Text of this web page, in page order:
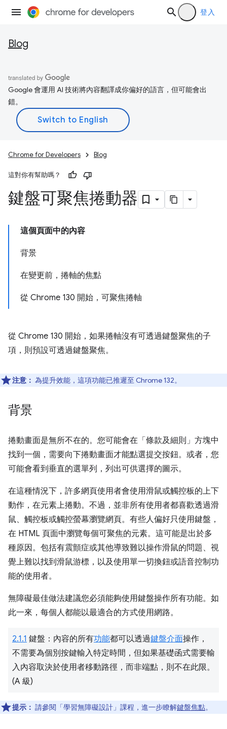
登入
Blog
Google 會運用 AI 技術將內容翻譯成你偏好的語言，但可能會出
錯。
Chrome for Developers Blog
這對你有幫助嗎？
鍵盤可聚焦捲動器
這個頁面中的內容
背景
在變更前，捲軸的焦點
從 Chrome 130 開始，可聚焦捲軸
從 Chrome 130 開始，如果捲軸沒有可透過鍵盤聚焦的子
項，則預設可透過鍵盤聚焦。
注意： 為提升效能，這項功能已推遲至 Chrome 132。
背景
捲動畫面是無所不在的。您可能會在「條款及細則」方塊中
找到一個，需要向下捲動畫面才能點選提交按鈕。或者，您
可能會看到垂直的選單列，列出可供選擇的圖示。
在這種情況下，許多網頁使用者會使用滑鼠或觸控板的上下
動作，在元素上捲動。不過，並非所有使用者都喜歡透過滑
鼠、觸控板或觸控螢幕瀏覽網頁。有些人偏好只使用鍵盤，
在 HTML 頁面中瀏覽每個可聚焦的元素。這可能是出於多
種原因。包括有震顫症或其他導致難以操作滑鼠的問題、視
覺上難以找到滑鼠游標，以及使用單一切換鈕或語音控制功
能的使用者。
無障礙最佳做法建議您必須能夠使用鍵盤操作所有功能。如
此一來，每個人都能以最適合的方式使用網路。
2.1.1 鍵盤：內容的所有功能都可以透過鍵盤介面操作，
不需要為個別按鍵輸入特定時間，但如果基礎函式需要輸
入內容取決於使用者移動路徑，而非端點，則不在此限。
(A 級)
提示： 請參閱「學習無障礙設計」課程，進一步瞭解鍵盤焦點。